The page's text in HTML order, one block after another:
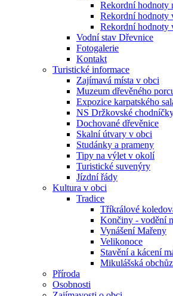
Rekordní hodnoty
Rekordní hodnoty
Rekordní hodnoty
Vodní stav Dřevnice
Fotogalerie
Kontakt
Turistické informace
Zajímavá místa v obci
Muzeum dřevěného
Expozice karpatského
NS Držkovské
Dochované dřevěnice
Skalní útvary v obci
Studánky a prameny
Tipy na výlet v okolí
Turistické suvenýry
Jízdní řády
Kultura v obci
Tradice
Tříkrálové
Končiny - vodění
Vynášení Mařeny
Velikonoce
Stavění a kácení
Mikulášská
Příroda
Osobnosti